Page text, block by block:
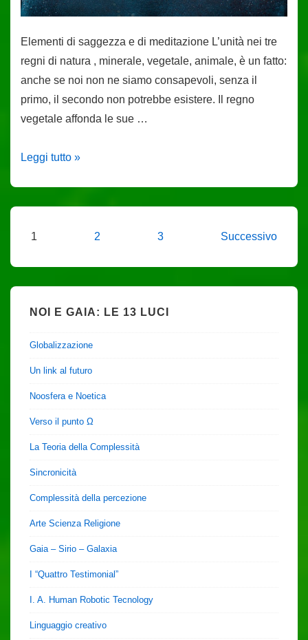
Elementi di saggezza e di meditazione L’unità nei tre
regni di natura , minerale, vegetale, animale, è un fatto:
anche se noi non ne siamo consapevoli, senza il
primo, il secondo non potrebbe esistere. Il regno
vegetale affonda le sue …
Geomanzia
Leggi tutto »
Paginazione
articoli
1 2 3 Successivo
NOI E GAIA: LE 13 LUCI
Globalizzazione
Un link al futuro
Noosfera e Noetica
Verso il punto Ω
La Teoria della Complessità
Sincronicità
Complessità della percezione
Arte Scienza Religione
Gaia – Sirio – Galaxia
I “Quattro Testimonial”
I. A. Human Robotic Tecnology
Linguaggio creativo